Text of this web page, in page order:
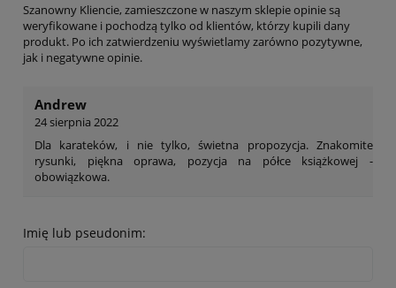
Szanowny Kliencie, zamieszczone w naszym sklepie opinie są
weryfikowane i pochodzą tylko od klientów, którzy kupili dany
produkt. Po ich zatwierdzeniu wyświetlamy zarówno pozytywne,
jak i negatywne opinie.
Andrew
24 sierpnia 2022
Dla karateków, i nie tylko, świetna propozycja. Znakomite
rysunki, piękna oprawa, pozycja na półce książkowej -
obowiązkowa.
Imię lub pseudonim: